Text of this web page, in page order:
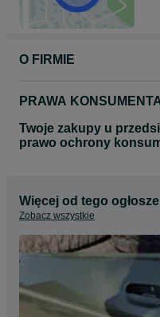
O FIRMIE
PRAWA
Twoje zakupy u
prawo ochrony
Więcej od tego
Zobacz wszystkie